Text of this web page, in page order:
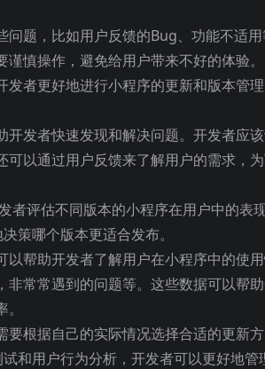
题，比如用户反馈的Bug、功能不适用
慎操作，避免给用户带来不好的体验。
者更好地进行小程序的更新和版本管理
发者快速发现和解决问题。开发者应
以通过用户反馈来了解用户的需求，
者评估不同版本的小程序在用户中的表
策哪个版本更适合发布。
帮助开发者了解用户在小程序中的使
常常遇到的问题等。这些数据可以帮
根据自己的实际情况选择合适的更新方
和用户行为分析，开发者可以更好地管